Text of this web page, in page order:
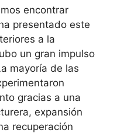
encontrar
presentado este
a la
un gran impulso
mayoría de las
gracias a una
expansión
recuperación